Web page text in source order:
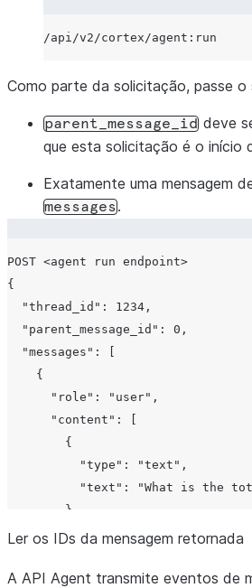
Como parte da solicitação, passe o
parent_message_id deve
que esta solicitação é o início
Exatamente uma mensagem
messages.
POST <agent run endpoint>
{
  "thread_id": 1234,
  "parent_message_id": 0,
  "messages": [
    {
      "role": "user",
      "content": [
        {
          "type": "text",
"text": "What is the
        }
      ]
  ],
Ler os IDs da mensagem retornada
A API Agent transmite eventos de